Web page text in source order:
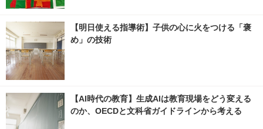
【明日使える指導術】子供の心に火をつける「褒
め」の技術
【AI時代の教育】生成AIは教育現場をどう変える
のか、OECDと文科省ガイドラインから考える